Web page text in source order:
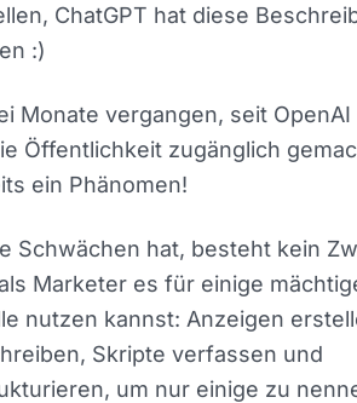
ChatGPT hat diese
:)
Monate vergangen, seit OpenAI
Öffentlichkeit zugänglich
ein Phänomen!
Schwächen hat, besteht kein
Marketer es für einige
nutzen kannst: Anzeigen
Skripte verfassen und
um nur einige zu